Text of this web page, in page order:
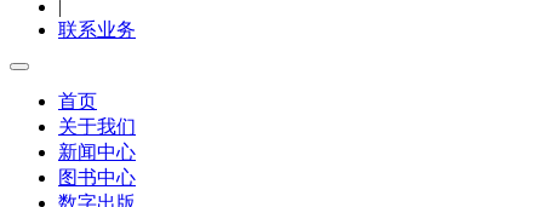
|
联系业务
首页
关于我们
新闻中心
图书中心
数字出版